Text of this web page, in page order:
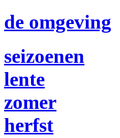
de omgeving
seizoenen
lente
zomer
herfst